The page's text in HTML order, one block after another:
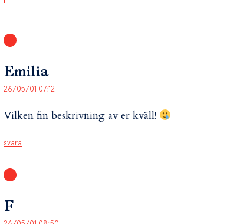
Emilia
26/05/01 07:12
Vilken fin beskrivning av er kväll!
svara
F